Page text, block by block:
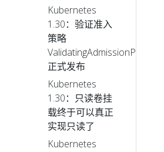
Kubernetes
1.30：验证准入
策略
ValidatingAdmissionPolicy
正式发布
Kubernetes
1.30：只读卷挂
载终于可以真正
实现只读了
Kubernetes